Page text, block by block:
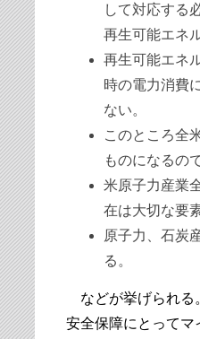
して対応する
再生可能エネ
再生可能エネ
時の電力消費
ない。
このところ全
ものになるの
米原子力産業
在は大切な要
原子力、石炭
る。
などが挙げられる
安全保障にとってマ